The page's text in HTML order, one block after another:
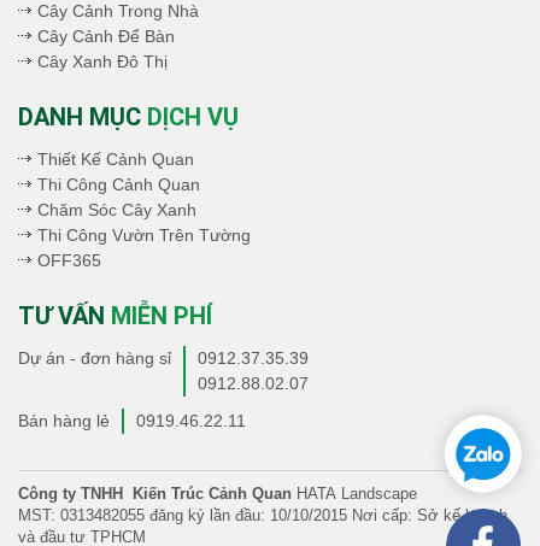
Cây Cảnh Trong Nhà
Cây Cảnh Để Bàn
Cây Xanh Đô Thị
DANH MỤC DỊCH VỤ
Thiết Kế Cảnh Quan
Thi Công Cảnh Quan
Chăm Sóc Cây Xanh
Thi Công Vườn Trên Tường
OFF365
TƯ VẤN MIỄN PHÍ
Dự án - đơn hàng sỉ
0912.37.35.39
0912.88.02.07
Bán hàng lẻ
0919.46.22.11
Công ty TNHH Kiến Trúc Cảnh Quan HATA Landscape
MST: 0313482055 đăng ký lần đầu: 10/10/2015 Nơi cấp: Sở kế hoạch
và đầu tư TPHCM